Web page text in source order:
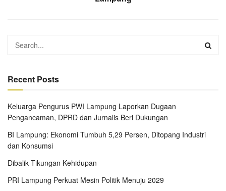
Recent Posts
Keluarga Pengurus PWI Lampung Laporkan Dugaan
Pengancaman, DPRD dan Jurnalis Beri Dukungan
BI Lampung: Ekonomi Tumbuh 5,29 Persen, Ditopang Industri
dan Konsumsi
Dibalik Tikungan Kehidupan
PRI Lampung Perkuat Mesin Politik Menuju 2029